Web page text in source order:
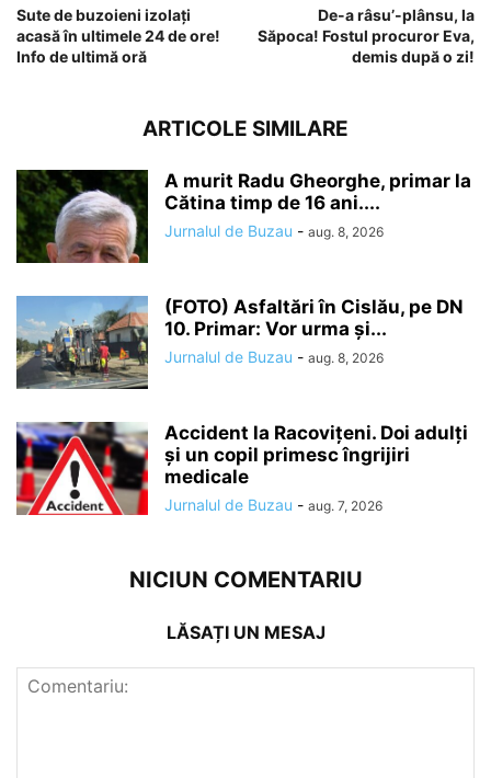
Sute de buzoieni izolați
acasă în ultimele 24 de ore!
Info de ultimă oră
De-a râsu’-plânsu, la
Săpoca! Fostul procuror Eva,
demis după o zi!
ARTICOLE SIMILARE
A murit Radu Gheorghe, primar la
Cătina timp de 16 ani....
Jurnalul de Buzau - aug. 8, 2026
(FOTO) Asfaltări în Cislău, pe DN
10. Primar: Vor urma și...
Jurnalul de Buzau - aug. 8, 2026
Accident la Racovițeni. Doi adulți
și un copil primesc îngrijiri
medicale
Jurnalul de Buzau - aug. 7, 2026
NICIUN COMENTARIU
LĂSAȚI UN MESAJ